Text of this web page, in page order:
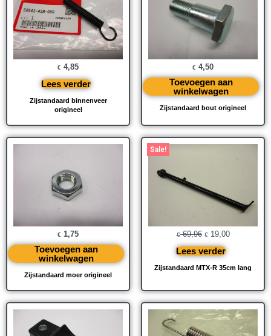
Zijstandaard binnenveer
origineel
€ 4,85
Lees verder
Zijstandaard bout origineel
€ 4,50
Toevoegen aan
winkelwagen
Zijstandaard moer origineel
€ 1,75
Toevoegen aan
winkelwagen
Sale!
Zijstandaard MTX-R 35cm lang
€69,96
Oorspronkelijke
€19,00
Huidige
Lees verder